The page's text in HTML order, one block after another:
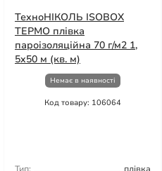
ТехноНІКОЛЬ ISOBOX
ТЕРМО плівка
пароізоляційна 70 г/м2 1,
5x50 м (кв. м)
Немає в наявності
Код товару: 106064